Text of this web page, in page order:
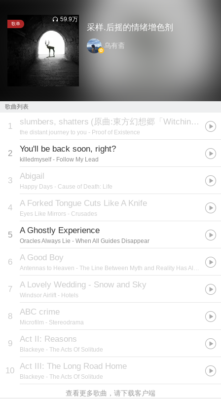
歌单
59.9万
采样.后摇的情绪增色剂
乌有斋
歌曲列表
1 slumbers, shatters (原曲:東方幻想郷「Witching Dream」
the distant journey to you - Proof of Existence
2 You'll be back soon, right?
killedmyself- Follow My Lead
3 Abigail
Happy Days - Cause of Death: Life
4 A Forked Tongue Cuts Like A Knife
Eyes Like Mirrors - Crusades
5 A Ghostly Experience
Oracles Always Lie - When All Guides Disappear
6 A Good Boy
Antennas to Heaven - The Line Between Myth and Reality Has Always Been In Finland
7 A Lovely Wedding - Snow and Sky
Windsor Airlift - Hotels
8 ABC crime
Microfilm - Stereodrama
9 Act II: Reasons
Blackeye - The Acts Of Solitude
10 Act III: The Long Road Home
Blackeye - The Acts Of Solitude
查看更多歌曲，请下载客户端